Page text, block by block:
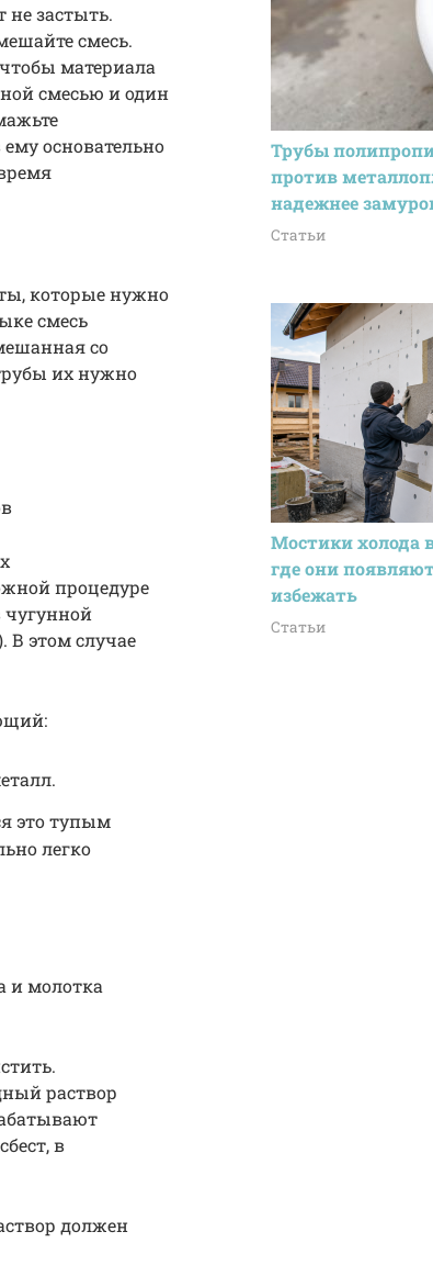
не застыть.
смесь.
материала
смесью и один
основательно
которые нужно
смесь
со
их нужно
процедуре
чугунной
В этом случае
это тупым
легко
и молотка
раствор
в
должен
Трубы
против
надежнее
Статьи
Мостики холода
где они
избежать
Статьи